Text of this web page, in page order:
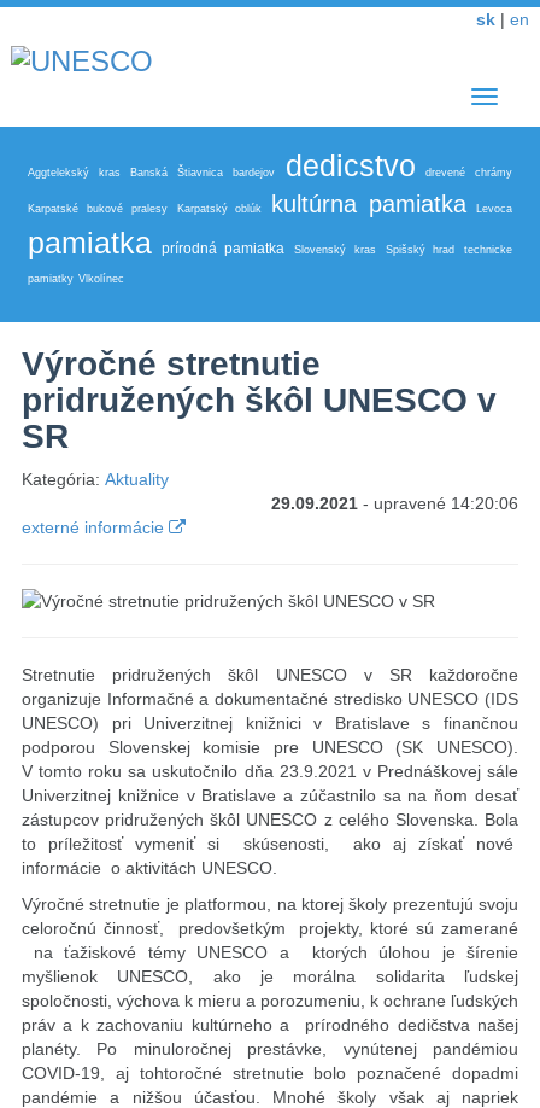
sk | en
Toggle
Aggtelekský kras Banská Štiavnica bardejov dedicstvo drevené chrámy
Karpatské bukové pralesy Karpatský oblúk kultúrna pamiatka Levoca
pamiatka prírodná pamiatka Slovenský kras Spišský hrad technicke
pamiatky Vlkolínec
Výročné stretnutie
pridružených škôl UNESCO v
SR
Kategória: Aktuality
29.09.2021 - upravené 14:20:06
externé informácie
Stretnutie pridružených škôl UNESCO v SR každoročne
organizuje Informačné a dokumentačné stredisko UNESCO (IDS
UNESCO) pri Univerzitnej knižnici v Bratislave s finančnou
podporou Slovenskej komisie pre UNESCO (SK UNESCO).
V tomto roku sa uskutočnilo dňa 23.9.2021 v Prednáškovej sále
Univerzitnej knižnice v Bratislave a zúčastnilo sa na ňom desať
zástupcov pridružených škôl UNESCO z celého Slovenska. Bola
to príležitosť vymeniť si skúsenosti, ako aj získať nové
informácie o aktivitách UNESCO.
Výročné stretnutie je platformou, na ktorej školy prezentujú svoju
celoročnú činnosť, predovšetkým projekty, ktoré sú zamerané
na ťažiskové témy UNESCO a ktorých úlohou je šírenie
myšlienok UNESCO, ako je morálna solidarita ľudskej
spoločnosti, výchova k mieru a porozumeniu, k ochrane ľudských
práv a k zachovaniu kultúrneho a prírodného dedičstva našej
planéty. Po minuloročnej prestávke, vynútenej pandémiou
COVID-19, aj tohtoročné stretnutie bolo poznačené dopadmi
pandémie a nižšou účasťou. Mnohé školy však aj napriek